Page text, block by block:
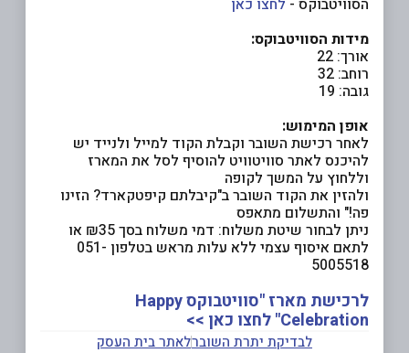
הסוויטבוקס - לחצו כאן
מידות הסוויטבוקס:
אורך: 22
רוחב: 32
גובה: 19
אופן המימוש:
לאחר רכישת השובר וקבלת הקוד למייל ולנייד יש
להיכנס לאתר סוויטוויט להוסיף לסל את המארז
וללחוץ על המשך לקופה
ולהזין את הקוד השובר ב"קיבלתם קיפטקארד? הזינו
פה!" והתשלום מתאפס
ניתן לבחור שיטת משלוח: דמי משלוח בסך ₪35 או
לתאם איסוף עצמי ללא עלות מראש בטלפון 051-
5005518
לרכישת מארז "סוויטבוקס Happy
Celebration" לחצו כאן >>
לבדיקת יתרת השוברלאתר בית העסק